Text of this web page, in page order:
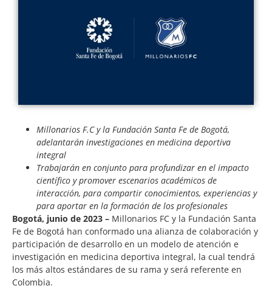
Millonarios F.C y la Fundación Santa Fe de Bogotá,
adelantarán investigaciones en medicina deportiva
integral
Trabajarán en conjunto para profundizar en el impacto
científico y promover escenarios académicos de
interacción, para compartir conocimientos, experiencias y
para aportar en la formación de los profesionales
Bogotá, junio de 2023 – Millonarios FC y la Fundación Santa
Fe de Bogotá han conformado una alianza de colaboración y
participación de desarrollo en un modelo de atención e
investigación en medicina deportiva integral, la cual tendrá
los más altos estándares de su rama y será referente en
Colombia.